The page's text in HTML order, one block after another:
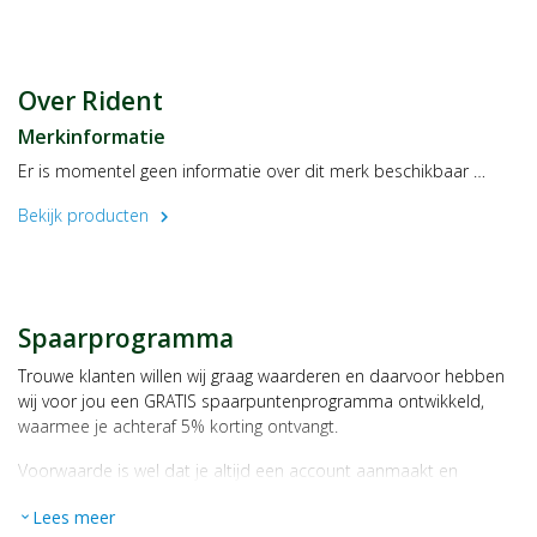
Over Rident
Merkinformatie
Er is momentel geen informatie over dit merk beschikbaar …
Bekijk producten
chevron_right
Spaarprogramma
Trouwe klanten willen wij graag waarderen en daarvoor hebben
wij voor jou een GRATIS spaarpuntenprogramma ontwikkeld,
waarmee je achteraf 5% korting ontvangt.
Voorwaarde is wel dat je altijd een account aanmaakt en
Bij iedere bestelling ontvang je per bestede euro 1 spaarpunt,
expand_more Lees meer